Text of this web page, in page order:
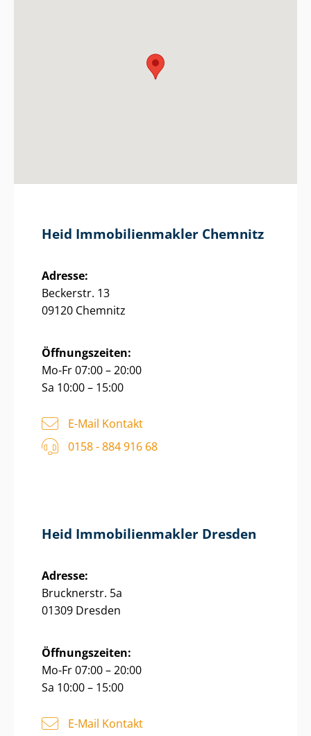
Heid Im­mo­bi­li­en­mak­ler Chemnitz
Adresse:
Beckerstr. 13
09120 Chemnitz
Öffnungszeiten:
Mo-Fr 07:00 – 20:00
Sa 10:00 – 15:00
E-Mail Kontakt
0158 - 884 916 68
Heid Im­mo­bi­li­en­mak­ler Dresden
Adresse:
Brucknerstr. 5a
01309 Dresden
Öffnungszeiten:
Mo-Fr 07:00 – 20:00
Sa 10:00 – 15:00
E-Mail Kontakt